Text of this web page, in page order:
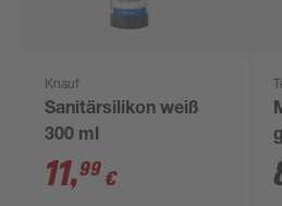
Knauf
Sanitärsilikon weiß
300 ml
11,99 €